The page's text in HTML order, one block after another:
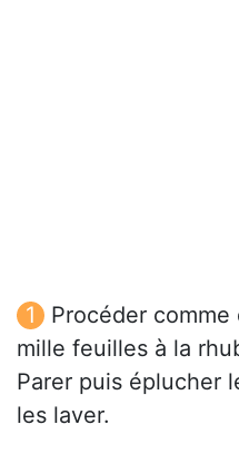
Procéder
mille feuilles à la
Parer puis éplucher
les laver.